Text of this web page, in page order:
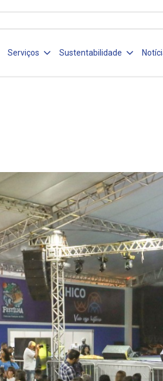
Serviços Sustentabilidade